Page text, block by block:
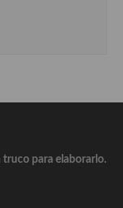
truco para elaborarlo.